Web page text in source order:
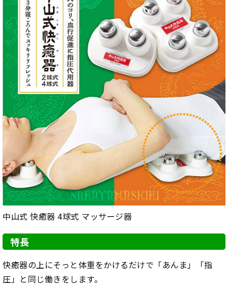
中山式 快癒器 4球式 マッサージ器
特長
快癒器の上にそっと体重をかけるだけで「あんま」「指
圧」と同じ働きをします。